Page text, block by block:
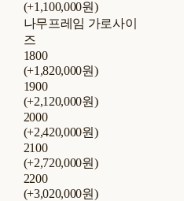
(+1,100,000원)
나무프레임 가로사이
즈
1800
(+1,820,000원)
1900
(+2,120,000원)
2000
(+2,420,000원)
2100
(+2,720,000원)
2200
(+3,020,000원)